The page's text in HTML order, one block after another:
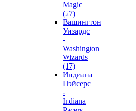
Magic
(27)
Вашингтон
Уизардс
-
Washington
Wizards
(17)
Индиана
Пэйсерс
-
Indiana